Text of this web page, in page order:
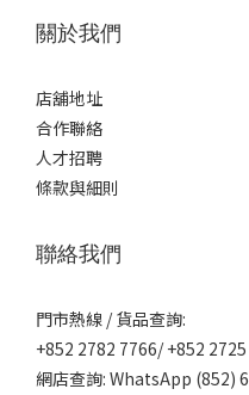
關於我們
店舖地址
合作聯絡
人才招聘
條款與細則
聯絡我們
門市熱線 / 貨品查詢:
+852 2782 7766/ +852
網店查詢: WhatsApp (852)